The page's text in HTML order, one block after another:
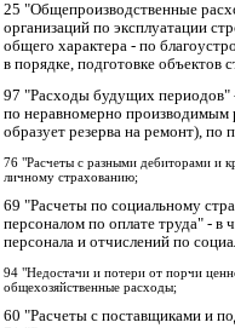
25 "Общепроизводственные
организаций по эксплуатации
общего характера - по
в порядке, подготовке объектов
97 "Расходы будущих периодов"
по неравномерно производимым
образует резерва на ремонт), по
76 "Расчеты с разными дебиторами и
личному страхованию;
69 "Расчеты по социальному
персоналом по оплате труда" - в
персонала и отчислений по
94 "Недостачи и потери от порчи
общехозяйственные расходы;
60 "Расчеты с поставщиками и